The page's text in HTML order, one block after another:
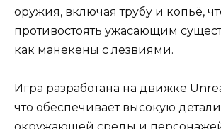
оружия, включая трубу и копьё,
противостоять ужасающим
как манекены с лезвиями.
Игра разработана на движке
что обеспечивает высокую